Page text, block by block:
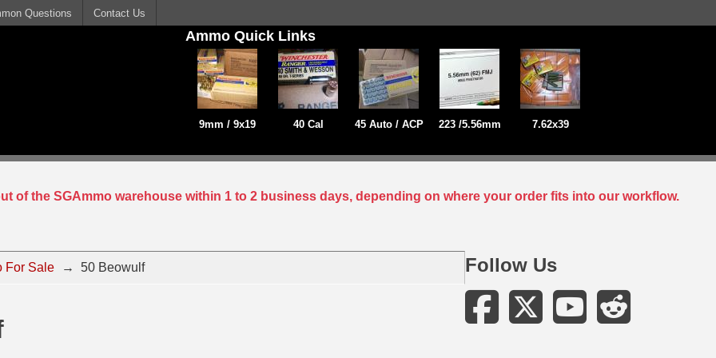
Questions Contact Us
Ammo Quick Links
9mm / 9x19 40 Cal 45 Auto / ACP 223 /5.56mm 7.62x39
of the SGAmmo warehouse within 1 to 2 business days, depending on where your order fits into our workflow.
For Sale → 50 Beowulf Follow Us